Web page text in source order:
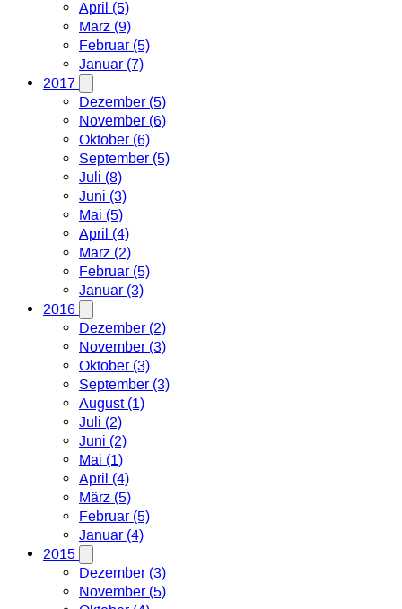
April (5)
März (9)
Februar (5)
Januar (7)
2017
Dezember (5)
November (6)
Oktober (6)
September (5)
Juli (8)
Juni (3)
Mai (5)
April (4)
März (2)
Februar (5)
Januar (3)
2016
Dezember (2)
November (3)
Oktober (3)
September (3)
August (1)
Juli (2)
Juni (2)
Mai (1)
April (4)
März (5)
Februar (5)
Januar (4)
2015
Dezember (3)
November (5)